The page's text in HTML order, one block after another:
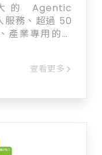
的 Agentic
務、超過 50
業專用的任
企業組織讓 AI
策準確率、加
與風險控管。
無法追蹤流程
查看更多